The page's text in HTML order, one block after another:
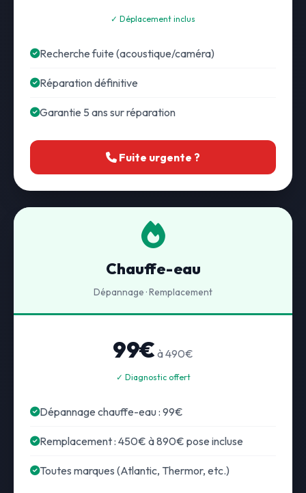
✓ Déplacement inclus
Recherche fuite (acoustique/caméra)
Réparation définitive
Garantie 5 ans sur réparation
Fuite urgente ?
Chauffe-eau
Dépannage · Remplacement
99€ à 490€
✓ Diagnostic offert
Dépannage chauffe-eau : 99€
Remplacement : 450€ à 890€ pose incluse
Toutes marques (Atlantic, Thermor, etc.)